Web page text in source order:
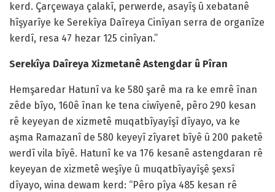
kerd. Çarçewaya çalakî, perwerde, asayîş û xebatanê
hîşyarîye ke Serekîya Daîreya Cinîyan serra de organîze
kerdî, resa 47 hezar 125 cinîyan.”
Serekîya Daîreya Xizmetanê Astengdar û Pîran
Hemşaredar Hatunî va ke 580 şarê ma ra ke emrê înan
zêde bîyo, 160ê înan ke tena ciwîyenê, pêro 290 kesan
rê keyeyan de xizmetê muqatbîyayîşî dîyayo, va ke
aşma Ramazanî de 580 keyeyî zîyaret bîyê û 200 paketê
werdî vila bîyê. Hatunî ke va 176 kesanê astengdaran rê
keyeyan de xizmetê weşîye û muqatbîyayîşê şexsî
dîyayo, wina dewam kerd: “Pêro pîya 485 kesan rê